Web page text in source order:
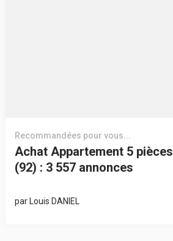
Recommandées pour vous...
Achat Appartement 5
(92) : 3 557 annonces
par Louis DANIEL